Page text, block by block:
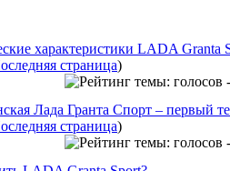
характеристики LADA Granta
страница)
Лада Гранта Спорт – первый
страница)